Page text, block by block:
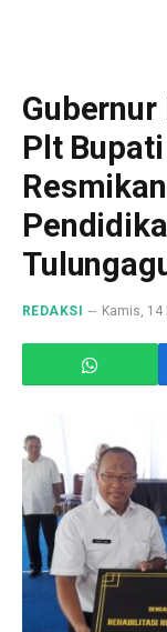
Plt
REDAKSI Kamis, 14